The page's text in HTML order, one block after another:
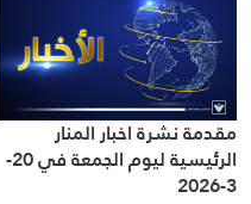
مقدمة نشرة اخبار المنار
الرئيسية ليوم الجمعة في 20-
3-2026